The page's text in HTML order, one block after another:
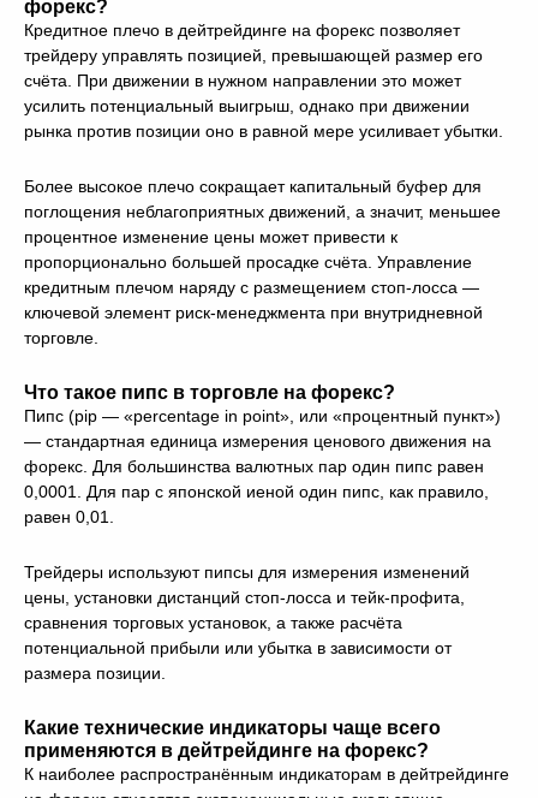
форекс?
Кредитное плечо в дейтрейдинге на форекс позволяет
трейдеру управлять позицией, превышающей размер его
счёта. При движении в нужном направлении это может
усилить потенциальный выигрыш, однако при движении
рынка против позиции оно в равной мере усиливает убытки.
Более высокое плечо сокращает капитальный буфер для
поглощения неблагоприятных движений, а значит, меньшее
процентное изменение цены может привести к
пропорционально большей просадке счёта. Управление
кредитным плечом наряду с размещением стоп-лосса —
ключевой элемент риск-менеджмента при внутридневной
торговле.
Что такое пипс в торговле на форекс?
Пипс (pip — «percentage in point», или «процентный пункт»)
— стандартная единица измерения ценового движения на
форекс. Для большинства валютных пар один пипс равен
0,0001. Для пар с японской иеной один пипс, как правило,
равен 0,01.
Трейдеры используют пипсы для измерения изменений
цены, установки дистанций стоп-лосса и тейк-профита,
сравнения торговых установок, а также расчёта
потенциальной прибыли или убытка в зависимости от
размера позиции.
Какие технические индикаторы чаще всего
применяются в дейтрейдинге на форекс?
К наиболее распространённым индикаторам в дейтрейдинге